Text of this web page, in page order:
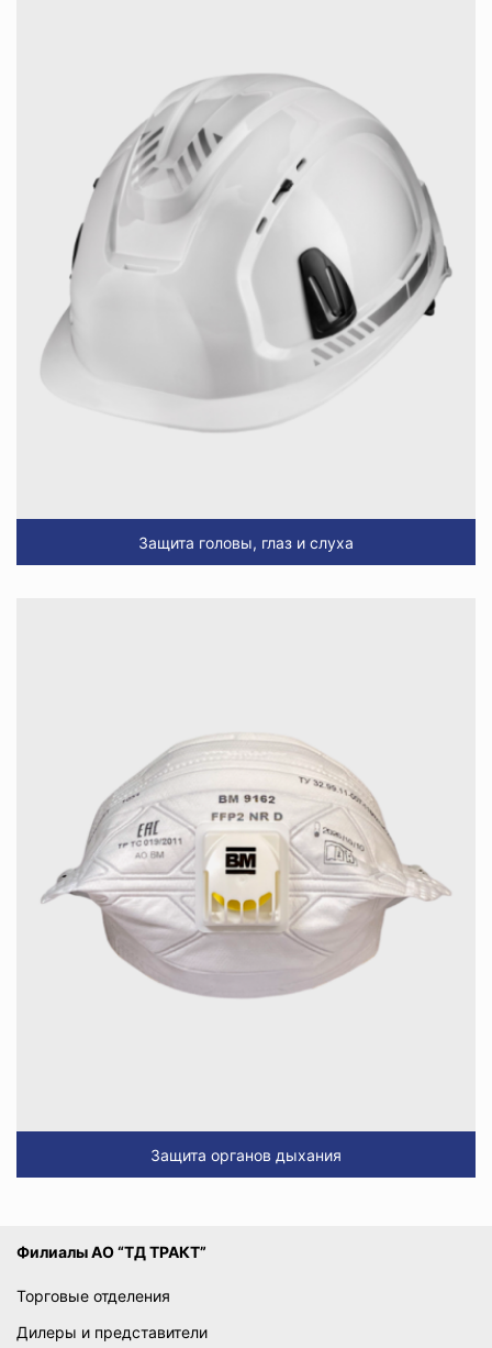
Защита головы, глаз и слуха
Защита органов дыхания
Филиалы АО “ТД ТРАКТ”
Торговые отделения
Дилеры и представители